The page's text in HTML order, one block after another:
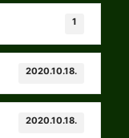
1
2020.10.18.
2020.10.18.